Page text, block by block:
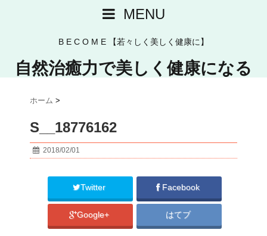
MENU
B E C O M E 【若々しく美しく健康に】
自然治癒力で美しく健康になる
ホーム >
S__18776162
2018/02/01
Twitter Facebook
Google+ はてブ